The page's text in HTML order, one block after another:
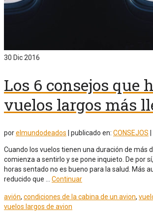
30 Dic 2016
Los 6 consejos que
vuelos largos más
porelmundodeados publicado en: CONSEJOS
Cuando los vuelos tienen una duración de más
comienza a sentirlo y se pone inquieto. De por
horas sentado no es bueno para la salud. Más
reducido que … Continuar
avión, condiciones de la cabina de un avion,
vuelos largos de avion